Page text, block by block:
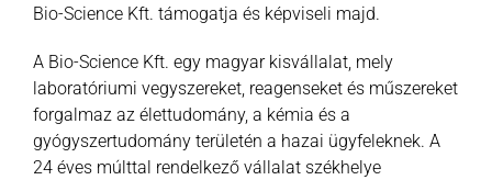
Bio-Science Kft. támogatja és képviseli majd.
A Bio-Science Kft. egy magyar kisvállalat, mely
laboratóriumi vegyszereket, reagenseket és műszereket
forgalmaz az élettudomány, a kémia és a
gyógyszertudomány területén a hazai ügyfeleknek. A
24 éves múlttal rendelkező vállalat székhelye